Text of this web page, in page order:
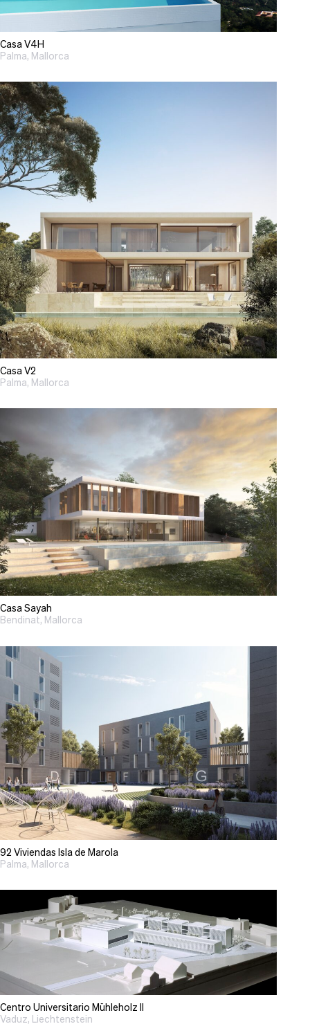
Casa V4H
Palma, Mallorca
Casa V2
Palma, Mallorca
Casa Sayah
Bendinat, Mallorca
92 Viviendas Isla de Marola
Palma, Mallorca
Centro Universitario Mühleholz II
Vaduz, Liechtenstein